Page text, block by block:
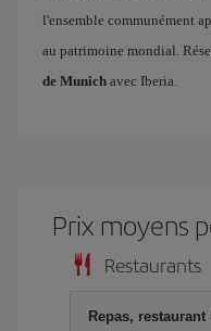
l'ensemble communément
au patrimoine mondial.
de Munich avec Iberia.
Prix ​​moyens
Restaurants
Repas,